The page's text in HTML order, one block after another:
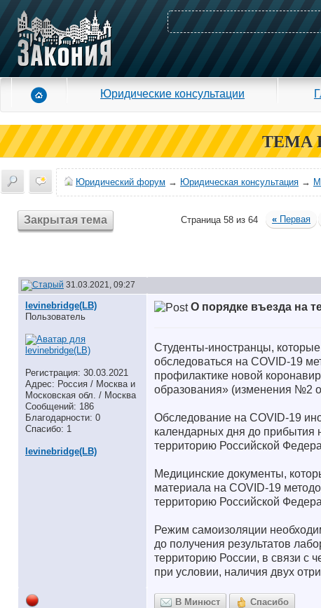
Юридические консультации
ТЕМА
Юридический форум → Юридическая консультация →
Закрытая тема Страница 58 из 64 « Первая
31.03.2021, 09:27
levinebridge(LB)
Пользователь
Регистрация: 30.03.2021
Адрес: Россия / Москва и
Московская обл. / Москва
Сообщений: 186
Благодарности: 0
Спасибо: 1
levinebridge(LB)
О порядке въезда на
Студенты-иностранцы,
обследоваться на COVID-19
профилактике новой
образования» (изменения №2
Обследование на COVID-19
календарных дня до прибытия
территорию Российской
Медицинские документы,
материала на COVID-19
территорию Российской
Режим самоизоляции
до получения результатов
территорию России, в связи с
при условии, наличия двух
В Минюст Спасибо